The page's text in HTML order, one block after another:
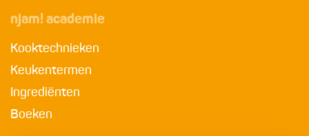
njam! academie
Kooktechnieken
Keukentermen
Ingrediënten
Boeken